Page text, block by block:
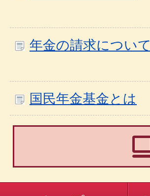
年金の請求について
国民年金基金とは